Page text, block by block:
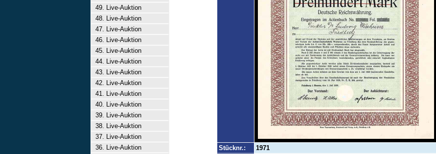
49. Live-Auktion
48. Live-Auktion
47. Live-Auktion
46. Live-Auktion
45. Live-Auktion
44. Live-Auktion
43. Live-Auktion
42. Live-Auktion
41. Live-Auktion
40. Live-Auktion
39. Live-Auktion
38. Live-Auktion
37. Live-Auktion
36. Live-Auktion
Stücknr.:
1971